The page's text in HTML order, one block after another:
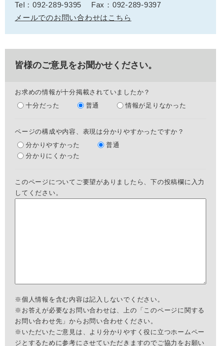
Tel：092-289-9395
Fax：092-289-9397
メールでのお問い合わせはこちら
皆様のご意見をお聞かせください。
お求めの情報が十分掲載されていましたか？
十分だった
普通 情報が足りなかった
ページの構成や内容、表現は分かりやすかったですか？
分かりやすかった
普通
分かりにくかった
このページについてご要望がありましたら、下の投稿欄に入力
してください。
※個人情報を含む内容は記入しないでください。
※お答えが必要なお問い合わせは、上の「このページに関する
お問い合わせ先」からお問い合わせください。
※いただいたご意見は、より分かりやすく役に立つホームペー
ジとするために参考にさせていただきますのでご協力をお願い